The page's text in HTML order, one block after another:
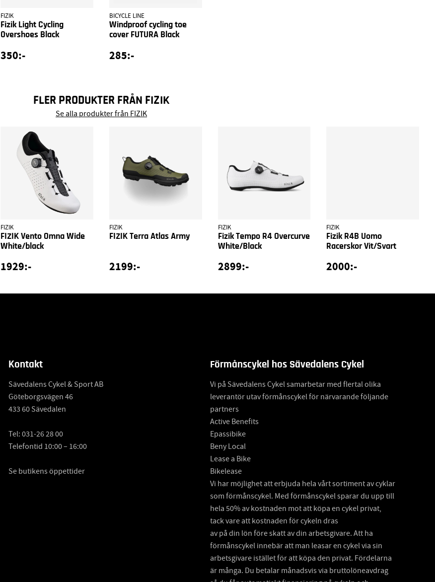
FIZIK
Fizik Light Cycling
Overshoes Black
350:-
BICYCLE LINE
Windproof cycling toe
cover FUTURA Black
285:-
FLER PRODUKTER FRÅN FIZIK
Se alla produkter från FIZIK
FIZIK
FIZIK Vento Omna Wide
White/black
1929:-
FIZIK
FIZIK Terra Atlas Army
2199:-
FIZIK
Fizik Tempo R4 Overcurve
White/Black
2899:-
FIZIK
Fizik R4B Uomo
Racerskor Vit/Svart
2000:-
Kontakt
Sävedalens Cykel & Sport AB
Göteborgsvägen 46
433 60 Sävedalen
Tel:031-26 28 00
Telefontid 10:00 – 16:00
Se butikens öppettider
Förmånscykel hos Sävedalens Cykel
Vi på Sävedalens Cykel samarbetar med flertal olika
leverantör utav förmånscykel för närvarande följande
partners
Active Benefits
Epassibike
Beny Local
Lease a Bike
Bikelease
Vi har möjlighet att erbjuda hela vårt sortiment av cyklar
som förmånscykel. Med förmånscykel sparar du upp till
hela 50% av kostnaden mot att köpa en cykel privat,
tack vare att kostnaden för cykeln dras
av på din lön före skatt av din arbetsgivare. Att ha
förmånscykel innebär att man leasar en cykel via sin
arbetsgivare istället för att köpa den privat. Fördelarna
är många. Du betalar månadsvis via bruttolöneavdrag